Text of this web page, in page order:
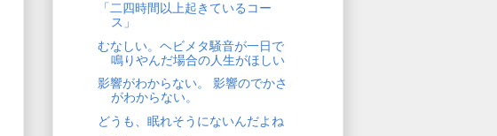
「二四時間以上起きているコー
ス」
むなしい。ヘビメタ騒音が一日で
鳴りやんだ場合の人生がほしい
影響がわからない。 影響のでかさ
がわからない。
どうも、眠れそうにないんだよね